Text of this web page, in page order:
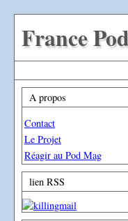
France
A propos
Contact
Le Projet
Réagir au Pod Mag
lien RSS